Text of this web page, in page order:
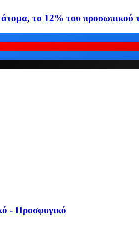
το 12% του προσωπικού
- Προσφυγικό